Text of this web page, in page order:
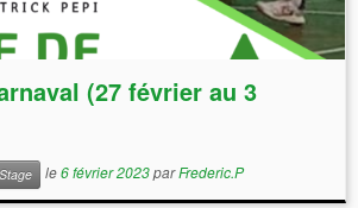
(27 février au 3
Stage le6 février 2023parFrederic.P